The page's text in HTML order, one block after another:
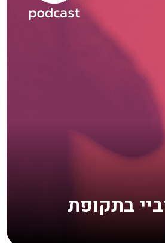
מאיביי בתקופת